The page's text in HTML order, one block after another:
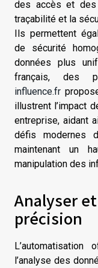
des accès et des
traçabilité et la
Ils permettent
de sécurité
données plus
français, des
influence.fr
illustrent l’impact
entreprise, aidant
défis modernes
maintenant un
manipulation des
Analyser
précision
l’analyse des